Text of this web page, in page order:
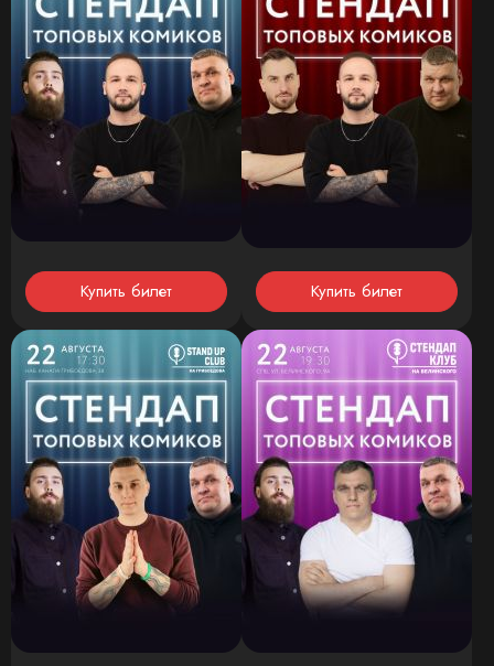
Купить билет Купить билет